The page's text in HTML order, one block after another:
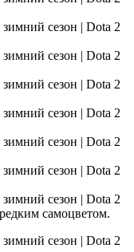
самоцветом.